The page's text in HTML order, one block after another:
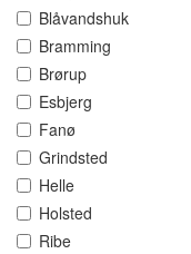
Blåvandshuk
Bramming
Brørup
Esbjerg
Fanø
Grindsted
Helle
Holsted
Ribe